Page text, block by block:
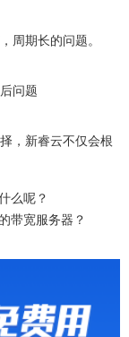
周期长的问题。
问题
，新睿云不仅会根
么呢？
带宽服务器？